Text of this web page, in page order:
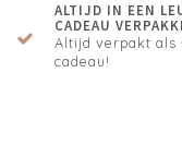
ALTIJD IN EEN
CADEAU
Altijd verpakt als
cadeau!